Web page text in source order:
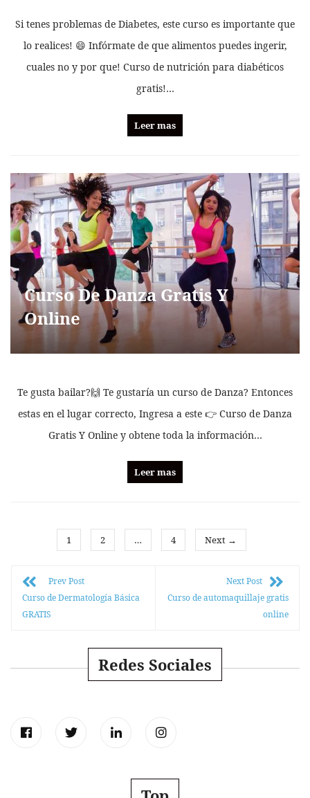
Si tenes problemas de Diabetes, este curso es importante que
lo realices! 😄 Infórmate de que alimentos puedes ingerir,
cuales no y por que! Curso de nutrición para diabéticos
gratis!…
Leer mas
Curso De Danza Gratis Y
Online
Te gusta bailar?🙌 Te gustaría un curso de Danza? Entonces
estas en el lugar correcto, Ingresa a este 👉 Curso de Danza
Gratis Y Online y obtene toda la información…
Leer mas
1 2 … 4 Next →
Prev Post
Curso de Dermatología Básica
GRATIS
Next Post
Curso de automaquillaje gratis
online
Redes Sociales